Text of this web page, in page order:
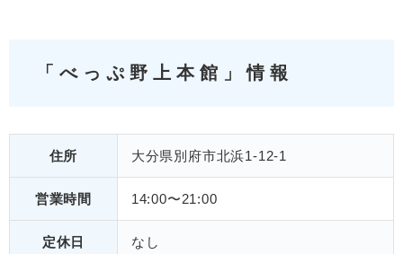
「べっぷ野上本館」情報
住所 大分県別府市北浜1-12-1
営業時間 14:00〜21:00
定休日 なし